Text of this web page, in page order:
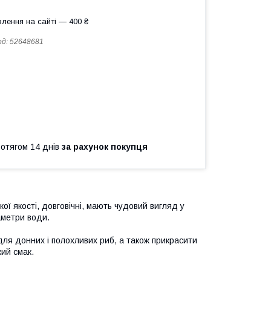
на сайті — 400 ₴
52648681
14 днів за рахунок покупця
якості, довговічні, мають чудовий вигляд у
води.
донних і полохливих риб, а також прикрасити
смак.